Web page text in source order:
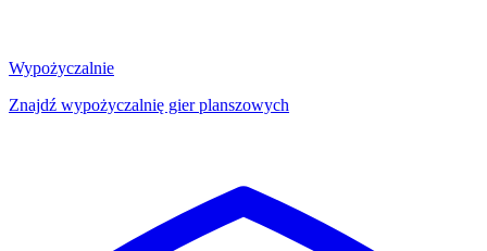
Wypożyczalnie
Znajdź wypożyczalnię gier planszowych